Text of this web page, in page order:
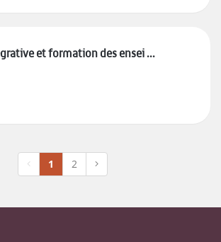
et formation des ensei ...
1 2